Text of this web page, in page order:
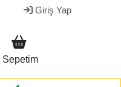
Giriş Yap
Sepetim